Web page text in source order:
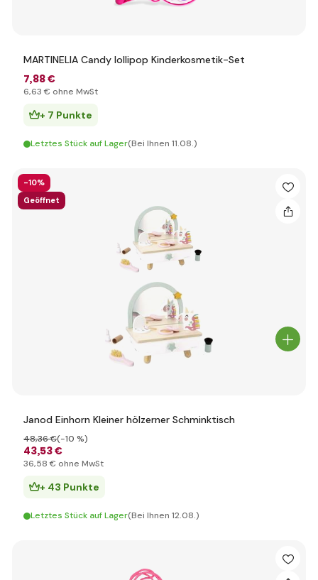
MARTINELIA Candy lollipop Kinderkosmetik-Set
7,88 €
6,63 € ohne MwSt
+ 7 Punkte
Letztes Stück auf Lager(Bei Ihnen 11.08.)
-10%
Geöffnet
Janod Einhorn Kleiner hölzerner Schminktisch
43,53 €
48,36 €(-10 %)
36,58 € ohne MwSt
+ 43 Punkte
Letztes Stück auf Lager(Bei Ihnen 12.08.)